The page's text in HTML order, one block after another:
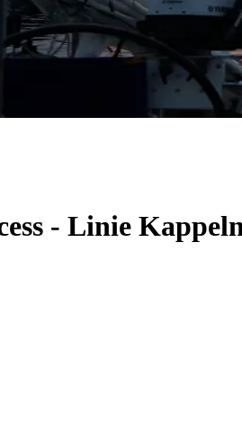
- Linie